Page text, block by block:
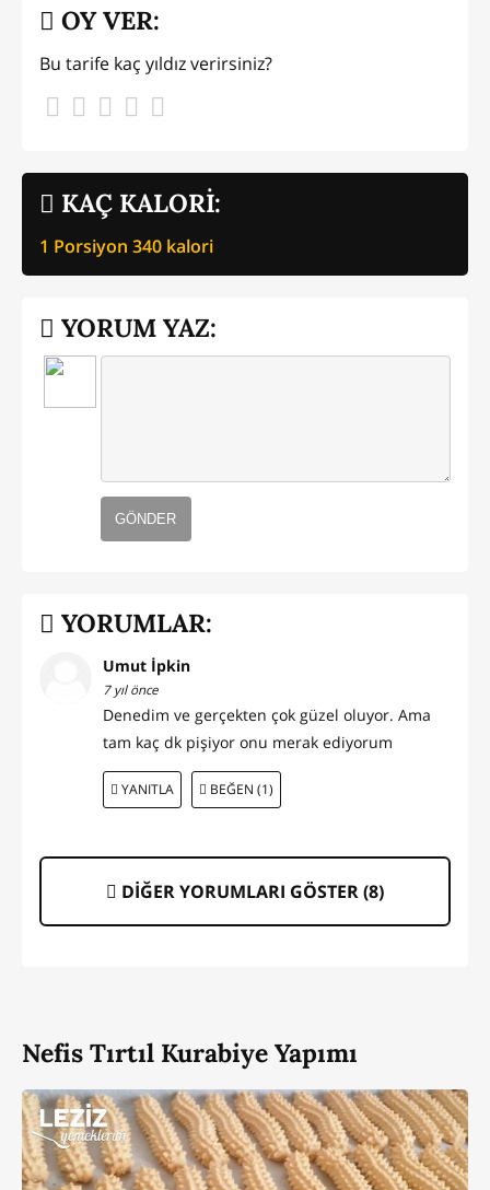
KAÇ KALORİ:
1 Porsiyon 340 kalori
OY VER:
Bu tarife kaç yıldız verirsiniz?
YORUM YAZ:
GÖNDER
YORUMLAR:
Umut İpkin
7 yıl önce
Denedim ve gerçekten çok güzel oluyor. Ama
tam kaç dk pişiyor onu merak ediyorum
YANITLA BEĞEN (1)
DİĞER YORUMLARI GÖSTER (8)
Nefis Tırtıl Kurabiye Yapımı